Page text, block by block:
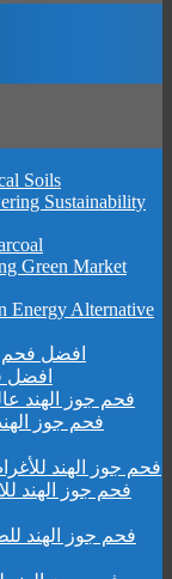
Soils
Sustainability
Green Market
Energy Alternative
افضل
افضل
فحم جوز الهند
فحم جوز
فحم جوز الهند
فحم جوز الهند
فحم جوز الهند